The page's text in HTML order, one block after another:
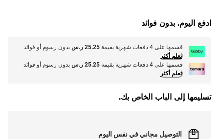
ادفع اليوم. بدون فوائد
قسمها على 4 دفعات شهرية بقيمة 25.25 ر.س
بدون رسوم أو فوائد
تعلم أكثر
قسمها على 4 دفعات شهرية بقيمة
25.25 ر.س
بدون رسوم أو فوائد
تعلم أكثر
تسليمها إلى الباب الخاص بك.
التوصيل مجاني في نفس اليوم